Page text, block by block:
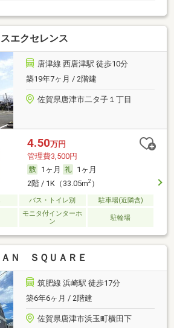
エクセレンス
唐津線 西唐津駅 徒歩10分
築19年7ヶ月 / 2階建
佐賀県唐津市二タ子１丁目
4.50万円
管理費3,500円
1ヶ月
1ヶ月
2階 / 1K（33.05m2）
バス・トイレ別 駐車場(近隣含)
モニタ付インターホ
ン
駐輪場
ＡＮ ＳＱＵＡＲＥ
筑肥線 浜崎駅 徒歩17分
築6年6ヶ月 / 2階建
佐賀県唐津市浜玉町横田下